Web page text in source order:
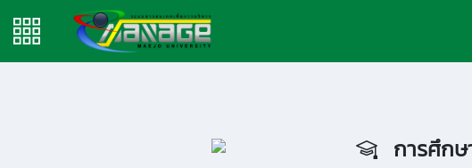
การศึกษ